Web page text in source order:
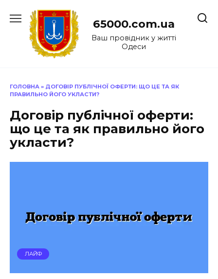
до
65000.com.ua
Ваш провідник у житті
Одеси
ГОЛОВНА » ДОГОВІР ПУБЛІЧНОЇ ОФЕРТИ: ЩО ЦЕ ТА ЯК
ПРАВИЛЬНО ЙОГО УКЛАСТИ?
Договір публічної оферти:
що це та як правильно його
укласти?
ЛАЙФ